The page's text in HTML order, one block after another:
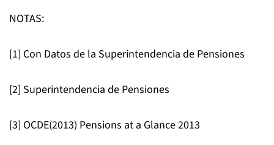
NOTAS:
[1] Con Datos de la Superintendencia de Pensiones
[2] Superintendencia de Pensiones
[3] OCDE(2013) Pensions at a Glance 2013